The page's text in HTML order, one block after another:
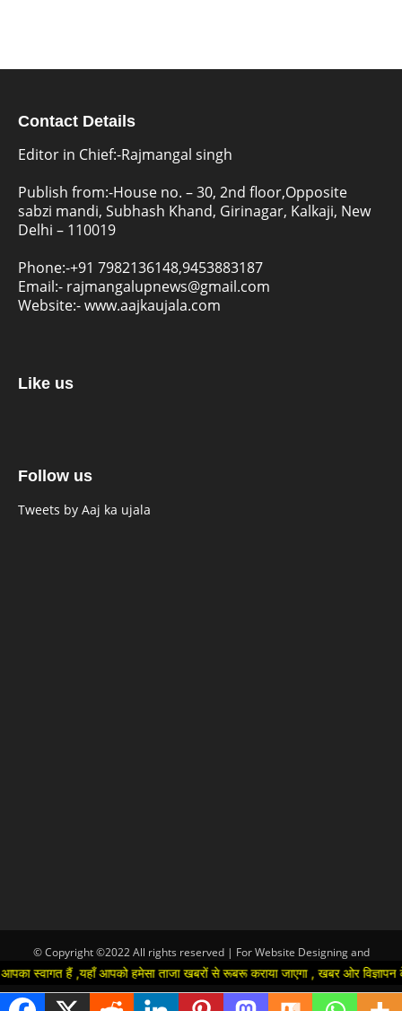
Contact Details
Editor in Chief:-Rajmangal singh
Publish from:-House no. – 30, 2nd floor,Opposite
sabzi mandi, Subhash Khand, Girinagar, Kalkaji, New
Delhi – 110019
Phone:-+91 7982136148,9453883187
Email:- rajmangalupnews@gmail.com
Website:-www.aajkaujala.com
Like us
Follow us
Tweets by Aaj ka ujala
© Copyright ©2022 All rights reserved | For Website Designing and
Development call Us:-8920664806
हैं ,यहाँ आपको हमेसा ताजा खबरों से रूबरू कराया जाएगा , खबर ओर विज्ञापन